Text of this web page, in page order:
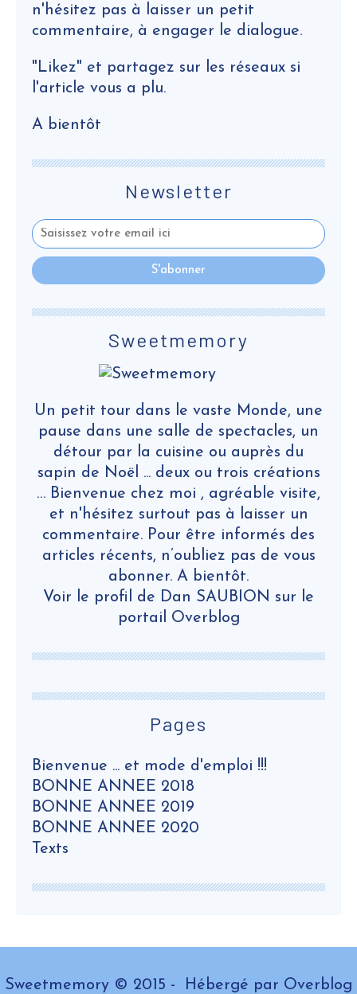
Newsletter
Pages
Bienvenue ... et mode d'emploi !!!
BONNE ANNEE 2018
BONNE ANNEE 2019
BONNE ANNEE 2020
Texts
Sweetmemory
Un petit tour dans le vaste Monde, une
pause dans une salle de spectacles, un
détour par la cuisine ou auprès du
sapin de Noël ... deux ou trois créations
… Bienvenue chez moi , agréable visite,
et n'hésitez surtout pas à laisser un
commentaire. Pour être informés des
articles récents, n’oubliez pas de vous
abonner. A bientôt.
Voir le profil de Dan SAUBION sur le
portail Overblog
n'hésitez pas à laisser un petit
commentaire, à engager le dialogue.
"Likez" et partagez sur les réseaux si
l'article vous a plu.
A bientôt
Sweetmemory © 2015 - Hébergé par Overblog